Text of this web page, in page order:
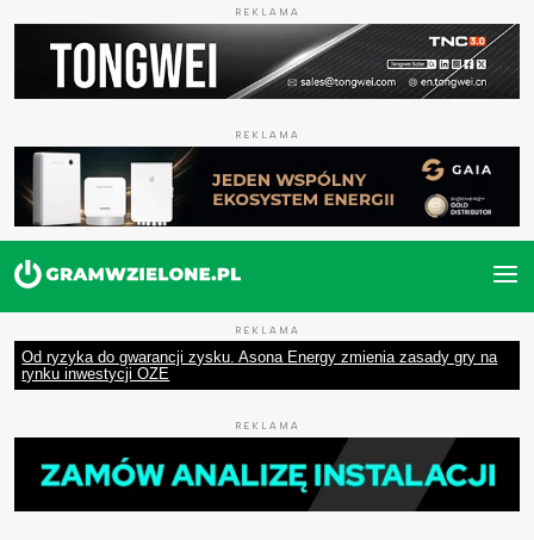
REKLAMA
REKLAMA
REKLAMA
Od ryzyka do gwarancji zysku. Asona Energy zmienia zasady gry na
rynku inwestycji OZE
REKLAMA